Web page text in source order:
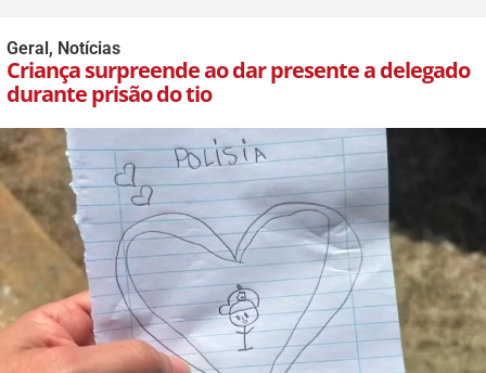
Geral , Notícias
Criança surpreende ao dar presente a delegado
durante prisão do tio